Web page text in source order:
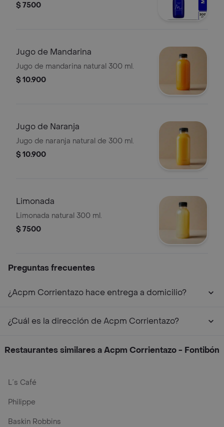
$ 7500
Jugo de Mandarina
Jugo de mandarina natural 300 ml.
$ 10.900
Jugo de Naranja
Jugo de naranja natural de 300 ml.
$ 10.900
Limonada
Limonada natural 300 ml.
$ 7500
Preguntas frecuentes
¿Acpm Corrientazo hace entrega a domicilio?
¿Cuál es la dirección de Acpm Corrientazo?
Restaurantes similares a Acpm Corrientazo - Fontibón
L´s Café
Philippe
Baskin Robbins